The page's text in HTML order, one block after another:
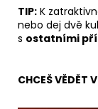
TIP: K
nebo dej dvě
s ostatními
CHCEŠ VĚDĚT